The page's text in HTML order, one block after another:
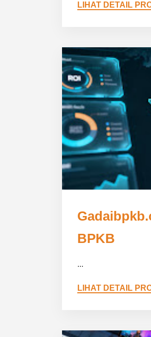
LIHAT DETAIL
BPKB
...
LIHAT DETAIL